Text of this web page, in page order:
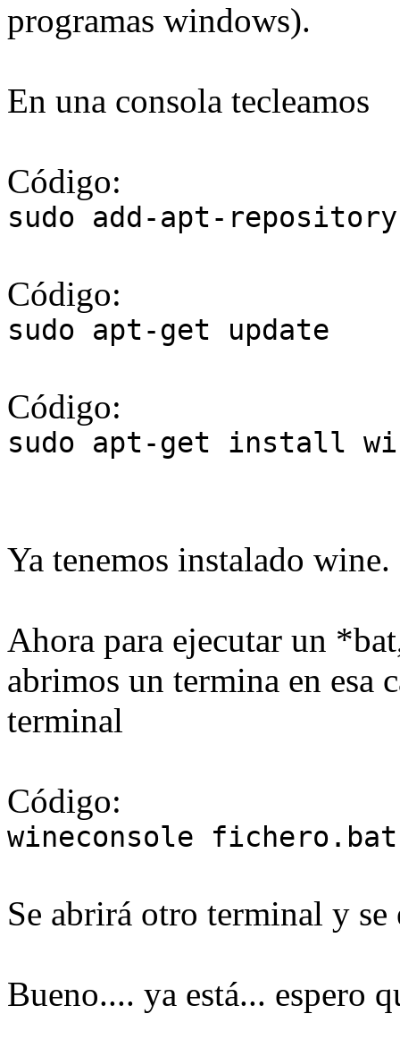
programas windows).
En una consola tecleamos
Código:
sudo add-apt-
Código:
sudo apt-get update
Código:
sudo apt-get install
Ya tenemos instalado wine.
Ahora para ejecutar un
abrimos un termina en esa
terminal
Código:
wineconsole fichero.bat
Se abrirá otro terminal y
Bueno.... ya está... espero